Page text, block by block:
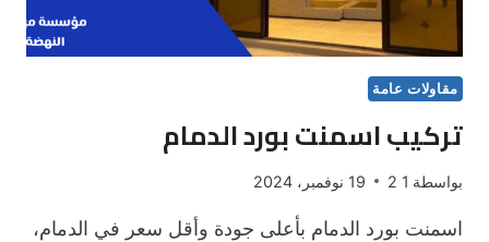
مقاولات عامة
تركيب اسمنت بورد الدمام
بواسطة 1 2 19 نوفمبر، 2024
اسمنت بورد الدمام بأعلى جودة وأقل سعر في الدمام،